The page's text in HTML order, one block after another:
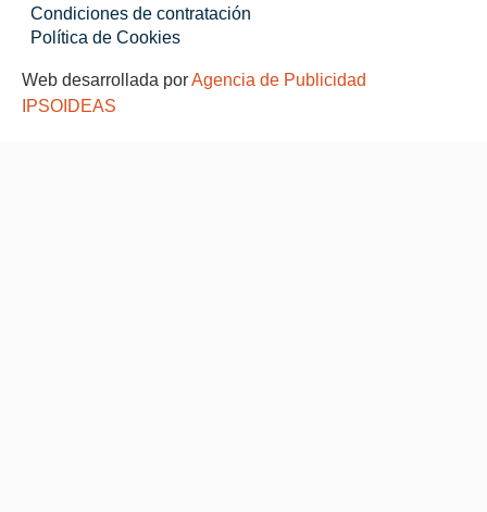
Condiciones de contratación
Política de Cookies
Web desarrollada porAgencia de Publicidad
IPSOIDEAS